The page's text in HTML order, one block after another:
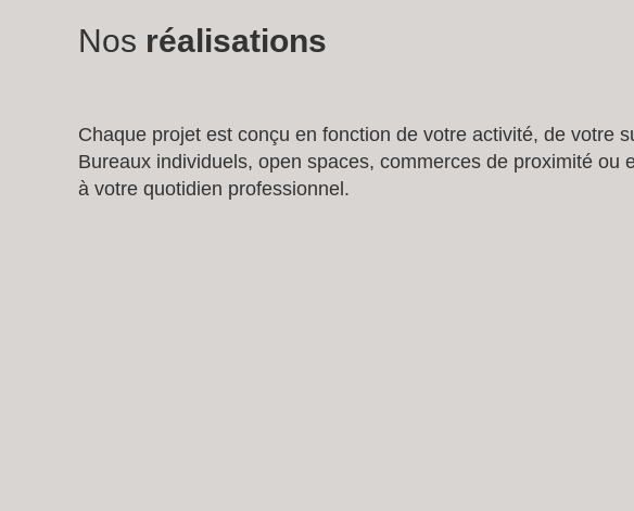
Nos réalisations
Chaque projet est conçu en fonction de votre activité, de votre
Bureaux individuels, open spaces, commerces de proximité
à votre quotidien professionnel.